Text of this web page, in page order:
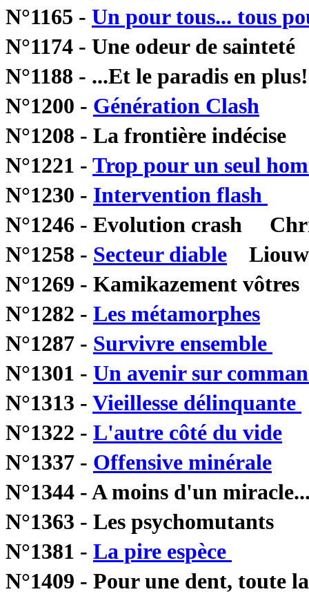
N°1165 - Un pour tous... tous
N°1174 - Une odeur de
N°1188 - ...Et le paradis
N°1200 - Génération Clash
N°1208 - La frontière indécise
N°1221 - Trop pour un seul
N°1230 - Intervention flash
N°1246 - Evolution crash
N°1258 - Secteur diable
N°1269 - Kamikazement
N°1282 - Les métamorphes
N°1287 - Survivre ensemble
N°1301 - Un avenir sur
N°1313 - Vieillesse délinquante
N°1322 - L'autre côté du vide
N°1337 - Offensive minérale
N°1344 - A moins d'un
N°1363 - Les
N°1381 - La pire espèce
N°1409 - Pour une dent, toute